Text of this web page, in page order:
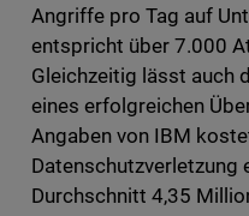
Angriffe pro Tag auf
entspricht über 7.000
Gleichzeitig lässt auch
eines erfolgreichen
Angaben von IBM
Datenschutzverletzung
Durchschnitt 4,35